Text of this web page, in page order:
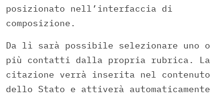
posizionato nell’interfaccia di
composizione.
Da lì sarà possibile selezionare uno o
più contatti dalla propria rubrica. La
citazione verrà inserita nel contenuto
dello Stato e attiverà automaticamente